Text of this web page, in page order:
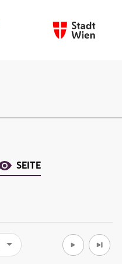
SEITE